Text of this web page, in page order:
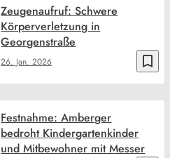
bookmark_border
26. Jan. 2026
Zeugenaufruf: Schwere
Körperverletzung in
Georgenstraße
Festnahme: Amberger
bedroht Kindergartenkinder
und Mitbewohner mit Messer